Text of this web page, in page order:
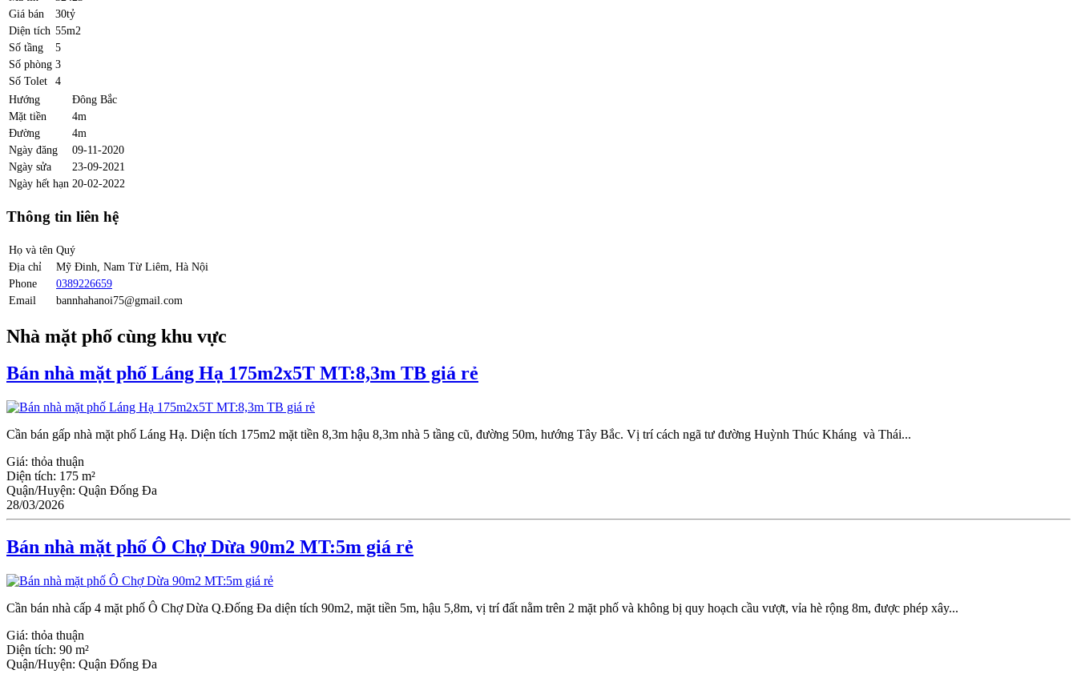
Giá bán
30tỷ
Diện tích 55m2
Số tầng
5
Số phòng 3
Số Tolet
4
Hướng
Đông Bắc
Mặt tiền
4m
Đường
4m
Ngày đăng
09-11-2020
Ngày sửa
23-09-2021
Ngày hết hạn 20-02-2022
Thông tin liên hệ
Họ và tên Quý
Địa chỉ
Mỹ Đinh, Nam Từ Liêm, Hà Nội
Phone
0389226659
Email
bannhahanoi75@gmail.com
Nhà mặt phố cùng khu vực
Bán nhà mặt phố Láng Hạ 175m2x5T MT:8,3m TB giá rẻ
Cần bán gấp nhà mặt phố Láng Hạ. Diện tích 175m2 mặt tiền 8,3m hậu 8,3m nhà 5 tầng cũ, đường 50m, hướng Tây Bắc. Vị trí cách ngã tư đường Huỳnh Thúc Kháng và Thái...
Giá: thỏa thuận
Diện tích: 175 m²
Quận/Huyện: Quận Đống Đa
28/03/2026
Bán nhà mặt phố Ô Chợ Dừa 90m2 MT:5m giá rẻ
Cần bán nhà cấp 4 mặt phố Ô Chợ Dừa Q.Đống Đa diện tích 90m2, mặt tiền 5m, hậu 5,8m, vị trí đất nằm trên 2 mặt phố và không bị quy hoạch cầu vượt, vỉa hè rộng 8m, được phép xây...
Giá: thỏa thuận
Diện tích: 90 m²
Quận/Huyện: Quận Đống Đa